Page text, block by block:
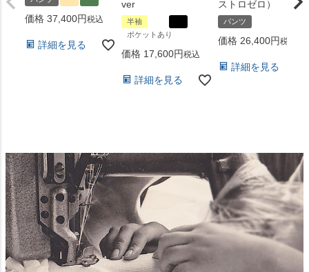
価格 37,400 税込
詳細を見る
ver
半袖
ポケットあり
価格 17,600 税込
詳細を見る
ストロゼロ）
パンツ
価格 26,400 税込
詳細を見る